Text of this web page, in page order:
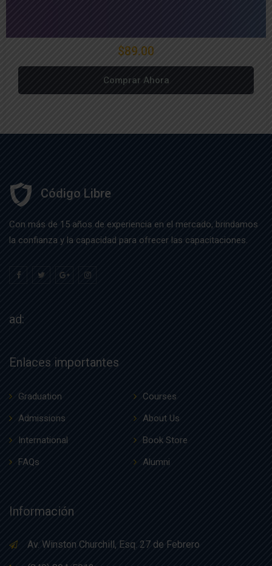
$89.00
Comprar Ahora
Código Libre
Con más de 15 años de experiencia en el mercado, brindamos
la confianza y la capacidad para ofrecer las capacitaciones.
ad:
Enlaces importantes
Graduation
Courses
Admissions
About Us
International
Book Store
FAQs
Alumni
Información
Av. Winston Churchill, Esq. 27 de Febrero